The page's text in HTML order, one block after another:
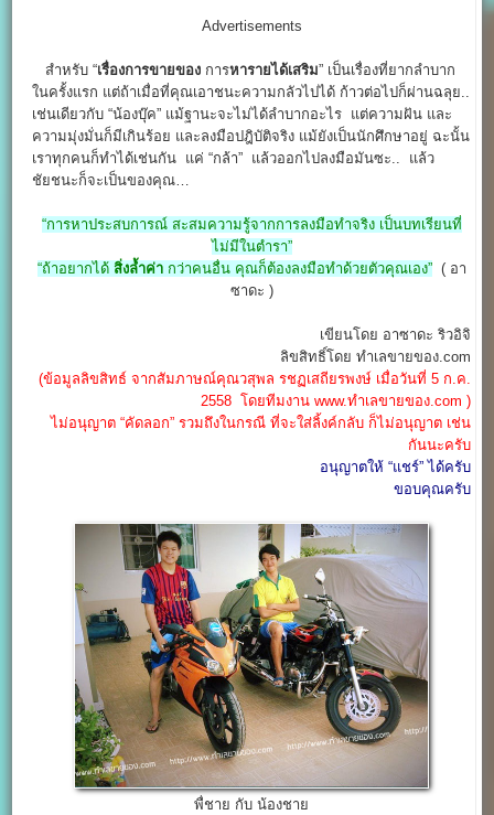
Advertisements
สำหรับ “เรื่องการขายของ การหารายได้เสริม” เป็นเรื่องที่ยากลำบาก
ในครั้งแรก แต่ถ้าเมื่อที่คุณเอาชนะความกลัวไปได้ ก้าวต่อไปก็ผ่านฉลุย..
เช่นเดียวกับ “น้องบุ๊ค” แม้ฐานะจะไม่ได้ลำบากอะไร แต่ความฝัน และ
ความมุ่งมั่นก็มีเกินร้อย และลงมือปฎิบัติจริง แม้ยังเป็นนักศึกษาอยู่ ฉะนั้น
เราทุกคนก็ทำได้เช่นกัน แค่ “กล้า” แล้วออกไปลงมือมันซะ.. แล้ว
ชัยชนะก็จะเป็นของคุณ…
“การหาประสบการณ์ สะสมความรู้จากการลงมือทำจริง เป็นบทเรียนที่
ไม่มีในตำรา”
“ถ้าอยากได้ สิ่งล้ำค่า กว่าคนอื่น คุณก็ต้องลงมือทำด้วยตัวคุณเอง”( อา
ซาดะ )
เขียนโดย อาซาดะ ริวอิจิ
ลิขสิทธิ์โดย ทำเลขายของ.com
(ข้อมูลลิขสิทธ์ จากสัมภาษณ์คุณวสุพล รชฏเสถียรพงษ์ เมื่อวันที่ 5 ก.ค.
2558 โดยทีมงาน www.ทำเลขายของ.com )
ไม่อนุญาต “คัดลอก” รวมถึงในกรณี ที่จะใส่ลิ้งค์กลับ ก็ไม่อนุญาต เช่น
กันนะครับ
อนุญาตให้ “แชร์” ได้ครับ
ขอบคุณครับ
พื่ชาย กับ น้องชาย